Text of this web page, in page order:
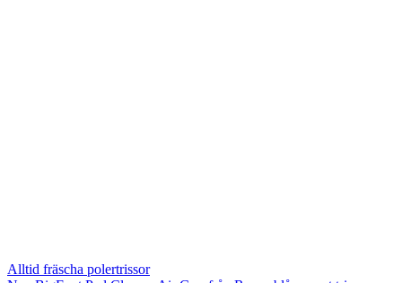
Alltid fräscha polertrissor